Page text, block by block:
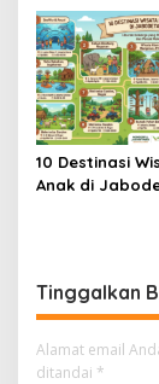
10 Destinasi
Anak di
Tinggalkan
Alamat email
ditandai *